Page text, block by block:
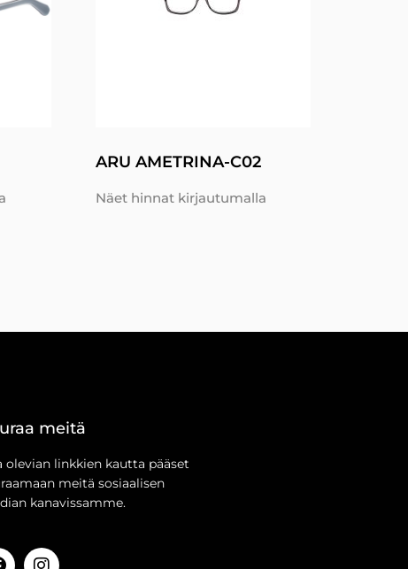
ARU AMETRINA-C02
Näet hinnat kirjautumalla
meitä
olevian linkkien kautta pääset
meitä sosiaalisen
kanavissamme.